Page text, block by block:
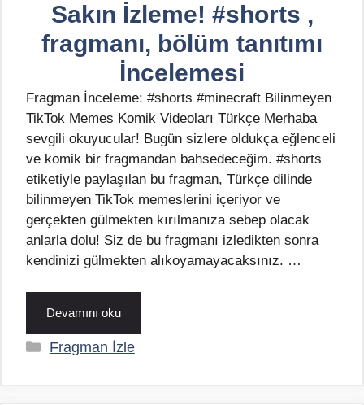
Sakın İzleme! #shorts ,
fragmanı, bölüm tanıtımı
İncelemesi
Fragman İnceleme: #shorts #minecraft Bilinmeyen
TikTok Memes Komik Videoları Türkçe Merhaba
sevgili okuyucular! Bugün sizlere oldukça eğlenceli
ve komik bir fragmandan bahsedeceğim. #shorts
etiketiyle paylaşılan bu fragman, Türkçe dilinde
bilinmeyen TikTok memeslerini içeriyor ve
gerçekten gülmekten kırılmanıza sebep olacak
anlarla dolu! Siz de bu fragmanı izledikten sonra
kendinizi gülmekten alıkoyamayacaksınız. …
Devamını oku
Kategoriler
Fragman İzle